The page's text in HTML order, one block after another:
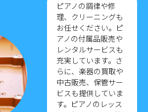
ピアノの調律や修
理、クリーニングも
お任せください。ピ
アノの付属品販売や
レンタルサービスも
充実しています。さ
らに、楽器の買取や
中古販売、保管サー
ビスも提供していま
す。ピアノのレッス